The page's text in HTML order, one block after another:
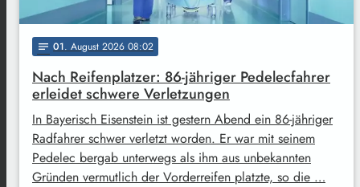
notes 01. August 2026 08:02
Nach Reifenplatzer: 86-jähriger Pedelecfahrer
erleidet schwere Verletzungen
In Bayerisch Eisenstein ist gestern Abend ein 86-jähriger
Radfahrer schwer verletzt worden. Er war mit seinem
Pedelec bergab unterwegs als ihm aus unbekannten
Gründen vermutlich der Vorderreifen platzte, so die …